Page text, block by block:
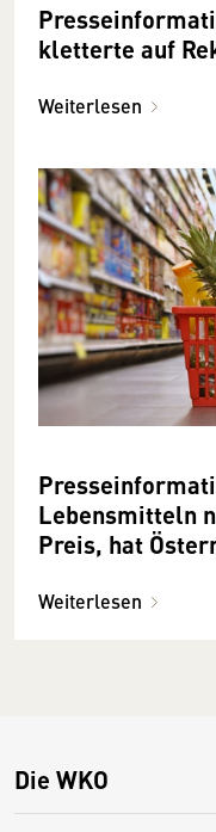
kletterte auf
Weiterlesen
Lebensmitteln
Preis, hat
Weiterlesen
Die WKO